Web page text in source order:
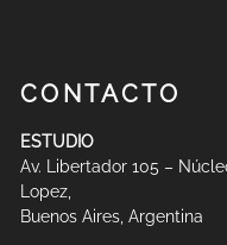
CONTACTO
ESTUDIO
Av. Libertador 105 –
Lopez,
Buenos Aires, Argentina